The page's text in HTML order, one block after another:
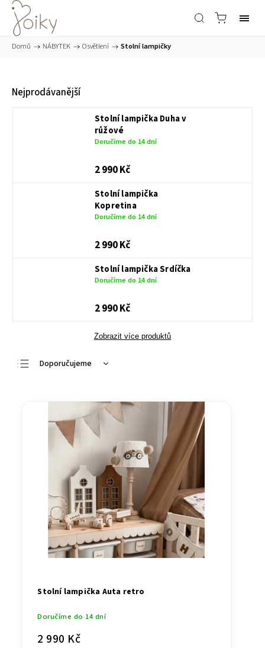
Domů / NÁBYTEK / Osvětlení / Stolní lampičky
Nejprodávanější
Stolní lampička Duha v
růžové
Doručíme do 14 dní
2 990 Kč
Stolní lampička
Kopretina
Doručíme do 14 dní
2 990 Kč
Stolní lampička Srdíčka
Doručíme do 14 dní
2 990 Kč
Zobrazit více produktů
Doporučujeme
Nejdražší
Nejprodávanější
Abecedně
Stolní lampička Auta retro
Doručíme do 14 dní
2 990 Kč